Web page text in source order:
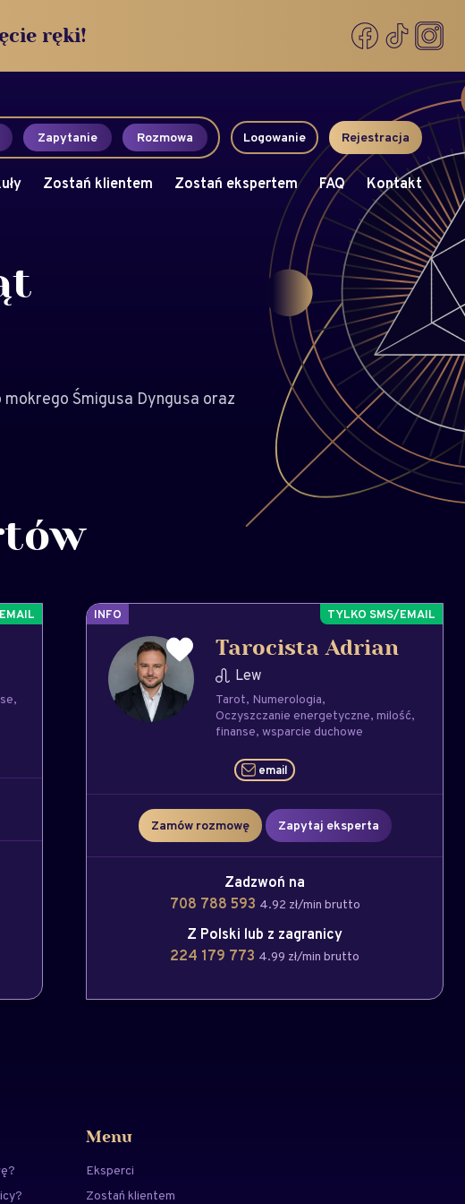
ręki!
Zapytanie Rozmowa Logowanie Rejestracja
Zostań klientem Zostań ekspertem FAQ Kontakt
Śmigusa Dyngusa oraz
INFO
Tarocista Adrian
Lew
Tarot Numerologia
Oczyszczanie energetyczne milość
finanse wsparcie duchowe
email
Zamów rozmowę Zapytaj eksperta
Zadzwoń na
708 788 593 4.92 zł/min brutto
Z Polski lub z zagranicy
224 179 773 4.99 zł/min brutto
Menu
Eksperci
Zostań klientem